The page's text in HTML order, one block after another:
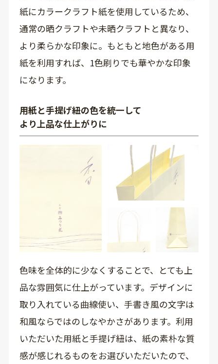
紙にカラークラフト紙を使用しているため、
通常の晒クラフトや未晒クラフトと異なり、
より柔らかな印象に。もともと地色がある用
紙を利用すれば、1色刷りでも華やかな印象
になります。
用紙と手提げ紐の色を統一して
より上品な仕上がりに
色味を全体的に少なくすることで、とても上
品な雰囲気に仕上がっています。デザインに
取り入れている曲線使い、手書き風の文字は
和風ならではのしなやかさがあります。利用
いただいた用紙と手提げ紐は、紙の素朴な質
感が感じれるものをお選びいただいたので、